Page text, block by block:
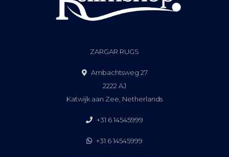
ZARGAR RUGS
Ambachtsweg 27
2222 AJ
Katwijk aan Zee, Netherlands
+31 6 14545999
+31 6 14545999